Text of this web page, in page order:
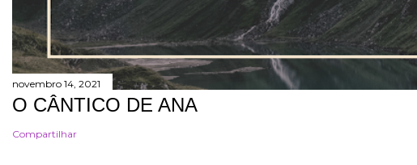
novembro 14, 2021
O CÂNTICO DE ANA
Compartilhar